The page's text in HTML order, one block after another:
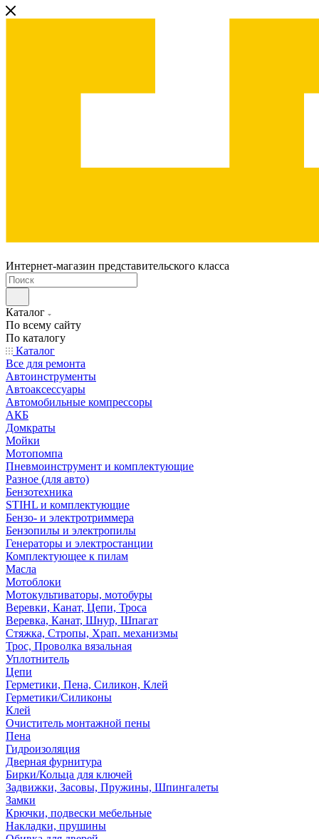
Интернет-магазин представительского класса
Каталог
По всему сайту
По каталогу
Каталог
Все для ремонта
Автоинструменты
Автоаксессуары
Автомобильные компрессоры
АКБ
Домкраты
Мойки
Мотопомпа
Пневмоинструмент и комплектующие
Разное (для авто)
Бензотехника
STIHL и комплектующие
Бензо- и электротриммера
Бензопилы и электропилы
Генераторы и электростанции
Комплектующее к пилам
Масла
Мотоблоки
Мотокультиваторы, мотобуры
Веревки, Канат, Цепи, Троса
Веревка, Канат, Шнур, Шпагат
Стяжка, Стропы, Храп. механизмы
Трос, Проволка вязальная
Уплотнитель
Цепи
Герметики, Пена, Силикон, Клей
Герметики/Силиконы
Клей
Очиститель монтажной пены
Пена
Гидроизоляция
Дверная фурнитура
Бирки/Кольца для ключей
Задвижки, Засовы, Пружины, Шпингалеты
Замки
Крючки, подвески мебельные
Накладки, прушины